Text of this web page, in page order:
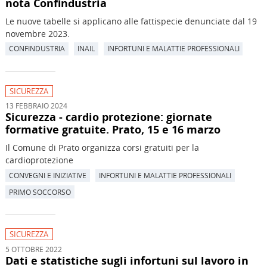
Le nuove tabelle si applicano alle fattispecie denunciate dal 19
novembre 2023.
CONFINDUSTRIA INAIL INFORTUNI E MALATTIE PROFESSIONALI
SICUREZZA
13 FEBBRAIO 2024
Sicurezza - cardio protezione: giornate
formative gratuite. Prato, 15 e 16 marzo
Il Comune di Prato organizza corsi gratuiti per la
cardioprotezione
CONVEGNI E INIZIATIVE
INFORTUNI E MALATTIE PROFESSIONALI
PRIMO SOCCORSO
SICUREZZA
5 OTTOBRE 2022
Dati e statistiche sugli infortuni sul lavoro in